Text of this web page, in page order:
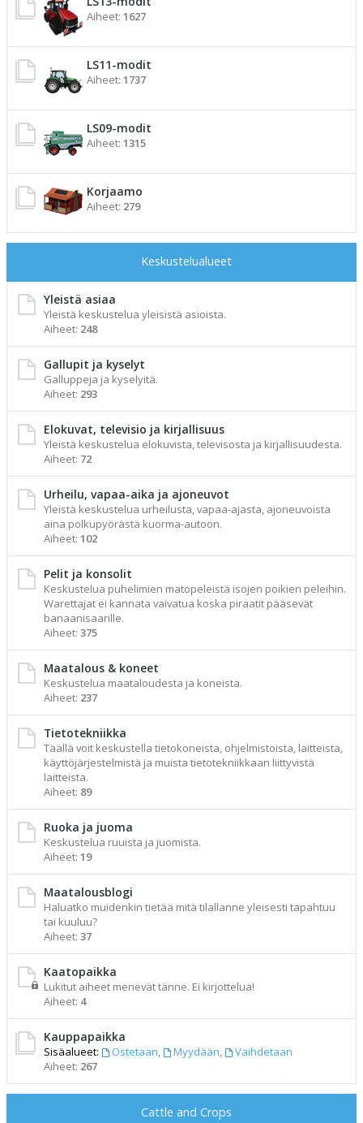
Aiheet: 1627
LS11-modit
Aiheet: 1737
LS09-modit
Aiheet: 1315
Korjaamo
Aiheet: 279
Keskustelualueet
Yleistä asiaa
Yleistä keskustelua yleisistä asioista.
Aiheet: 248
Gallupit ja kyselyt
Galluppeja ja kyselyitä.
Aiheet: 293
Elokuvat, televisio ja kirjallisuus
Yleistä keskustelua elokuvista, televisosta ja kirjallisuudesta.
Aiheet: 72
Urheilu, vapaa-aika ja ajoneuvot
Yleistä keskustelua urheilusta, vapaa-ajasta, ajoneuvoista
aina polkupyörästä kuorma-autoon.
Aiheet: 102
Pelit ja konsolit
Keskustelua puhelimien matopeleistä isojen poikien peleihin.
Warettajat ei kannata vaivatua koska piraatit pääsevät
banaanisaarille.
Aiheet: 375
Maatalous & koneet
Keskustelua maataloudesta ja koneista.
Aiheet: 237
Tietotekniikka
Täällä voit keskustella tietokoneista, ohjelmistoista, laitteista,
käyttöjärjestelmistä ja muista tietotekniikkaan liittyvistä
laitteista.
Aiheet: 89
Ruoka ja juoma
Keskustelua ruuista ja juomista.
Aiheet: 19
Maatalousblogi
Haluatko muidenkin tietää mitä tilallanne yleisesti tapahtuu
tai kuuluu?
Aiheet: 37
Kaatopaikka
Lukitut aiheet menevät tänne. Ei kirjottelua!
Aiheet: 4
Kauppapaikka
Sisäalueet: Ostetaan, Myydään,
Vaihdetaan
Aiheet: 267
Cattle and Crops